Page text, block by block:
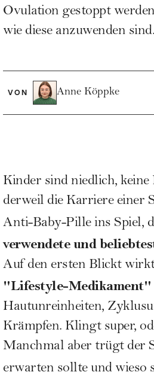
Ovulation gestoppt
wie diese anzuwenden sind.
VON Anne Köppke
Kinder sind niedlich,
derweil die Karriereeiner
Anti-Baby-Pille ins Spiel,
verwendete und
Auf den ersten Blickt
"Lifestyle-Medikament"
Hautunreinheiten,
Krämpfen. Klingt super,
Manchmal aber trügt der
erwarten sollte und wieso